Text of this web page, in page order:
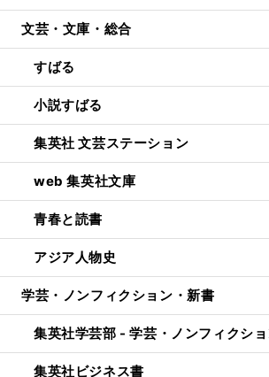
文芸・文庫・総合
すばる
小説すばる
集英社 文芸ステーション
web 集英社文庫
青春と読書
アジア人物史
学芸・ノンフィクション・新書
集英社学芸部 - 学芸・ノンフィクシ
集英社ビジネス書